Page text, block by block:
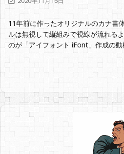
11年前に作ったオリジナルのカナ書
ルは無視して縦組みで視線が流れる
のが「アイフォント iFont」作成の動